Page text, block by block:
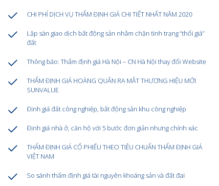
CHI PHÍ DỊCH VỤ THẨM ĐỊNH GIÁ CHI TIẾT NHẤT NĂM 2020
Lập sàn giao dịch bất động sản nhằm chặn tình trạng “thổi giá”
đất
Thông báo: Thẩm định giá Hà Nội – CN Hà Nội thay đổi Website
THẨM ĐỊNH GIÁ HOÀNG QUÂN RA MẮT THƯƠNG HIỆU MỚI
SUNVALUE
Định giá đất công nghiệp, bất động sản khu công nghiệp
Định giá nhà ở, căn hộ với 5 bước đơn giản nhưng chính xác
THẨM ĐỊNH GIÁ CỔ PHIẾU THEO TIÊU CHUẨN THẨM ĐỊNH GIÁ
VIỆT NAM
So sánh thẩm định giá tài nguyên khoáng sản và đất đai